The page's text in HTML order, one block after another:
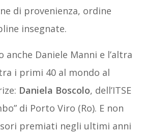
di provenienza, ordine
insegnate.
anche Daniele Manni e l’altra
i primi 40 al mondo al
Daniela Boscolo, dell’ITSE
di Porto Viro (Ro). E non
premiati negli ultimi anni